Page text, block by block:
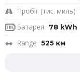
Пробіг (тис. миль)
Батарея 78 kWh
Range 525 км